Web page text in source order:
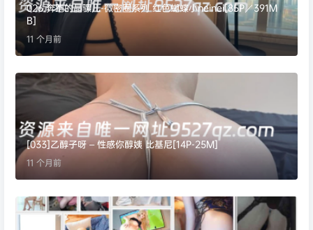
026.奔跑的晶骡儿-微密圈系列 红色蝴蝶小neinei[85P／391M
B]
11 个月前
[033]乙醇子呀 – 性感你醇姨 比基尼[14P-25M]
11 个月前